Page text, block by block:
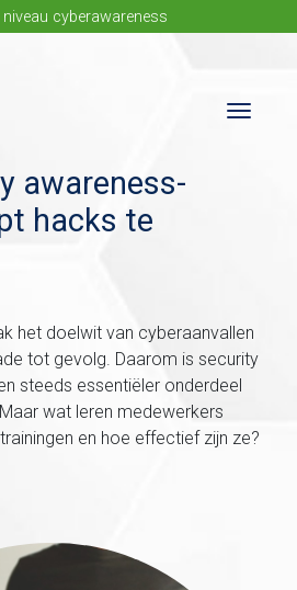
cyberawareness
awareness-
hacks te
het doelwit van cyberaanvallen
tot gevolg. Daarom is security
steeds essentiëler onderdeel
wat leren medewerkers
en hoe effectief zijn ze?